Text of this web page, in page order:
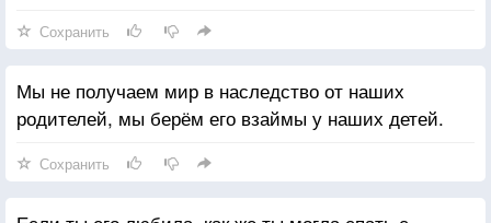
Сохранить
Мы не получаем мир в наследство от наших
родителей, мы берём его взаймы у наших детей.
Сохранить